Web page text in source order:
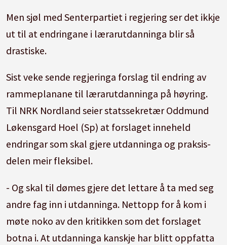
Men sjøl med Senterpartiet i regjering ser det ikkje
ut til at endringane i lærarutdanninga blir så
drastiske.
Sist veke sende regjeringa forslag til endring av
rammeplanane til lærarutdanninga på høyring.
Til NRK Nordland seier statssekretær Oddmund
Løkensgard Hoel (Sp) at forslaget inneheld
endringar som skal gjere utdanninga og praksis-
delen meir fleksibel.
- Og skal til dømes gjere det lettare å ta med seg
andre fag inn i utdanninga. Nettopp for å kom i
møte noko av den kritikken som det forslaget
botna i. At utdanninga kanskje har blitt oppfatta